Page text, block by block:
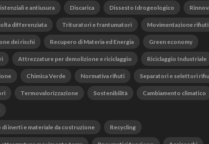
e antiusura Discarica Dissesto Idrogeologico
differenziata Trituratori e frantumatori Movimentazione rifiuti
dei rischi Recupero di Materia ed Energia Green economy
Attrezzature per demolizione e riciclaggio Riciclaggio Industriale
Chimica Verde Normativa rifiuti Separatori e selettori
Termovalorizzazione Sostenibilità Cambiamento climatico
inerti e materiale da costruzione Recycling